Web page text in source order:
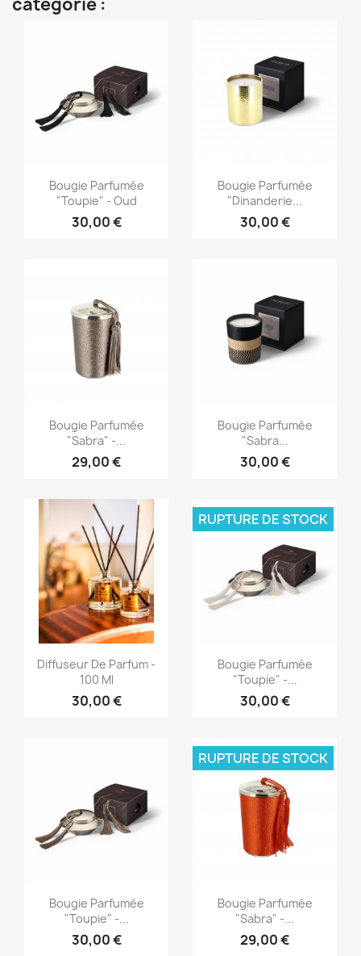
Aperçu rapide
Bougie Parfumée
"Toupie" - Oud
30,00 €
Aperçu rapide
Bougie Parfumée
"Dinanderie...
30,00 €
Aperçu rapide
Bougie Parfumée
"Sabra" -...
29,00 €
Aperçu rapide
Bougie Parfumée
"Sabra...
30,00 €
Aperçu rapide
Diffuseur De Parfum -
100 Ml
30,00 €
Aperçu rapide
Bougie Parfumée
"Toupie" -...
30,00 €
RUPTURE DE STOCK
Aperçu rapide
Bougie Parfumée
"Toupie" -...
30,00 €
Aperçu rapide
Bougie Parfumée
"Sabra" -...
29,00 €
RUPTURE DE STOCK